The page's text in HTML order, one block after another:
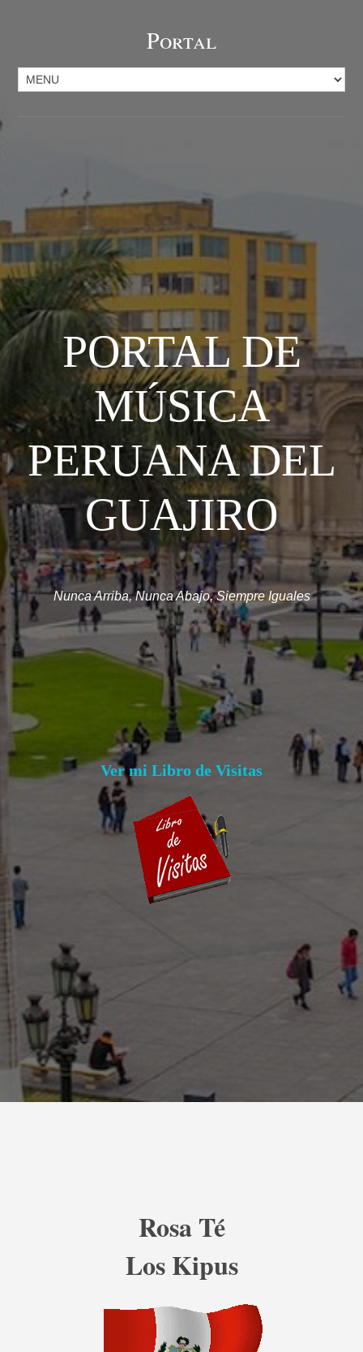
Portal
PORTAL DE
MÚSICA
PERUANA DEL
GUAJIRO
Nunca Arriba, Nunca Abajo, Siempre Iguales
Ver mi Libro de Visitas
Rosa Té
Los Kipus